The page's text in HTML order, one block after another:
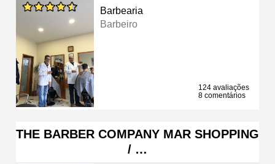
Barbearia
Barbeiro
124 avaliações
8 comentários
THE BARBER COMPANY MAR SHOPPING
/ …